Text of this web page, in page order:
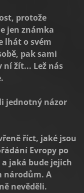
protože
jen známka
lhát o svém
pak sami
ní žít... Lež nás
jednotný názor
říct, jaké jsou
Evropy po
jaká bude jejich
národům. A
nevěděli.